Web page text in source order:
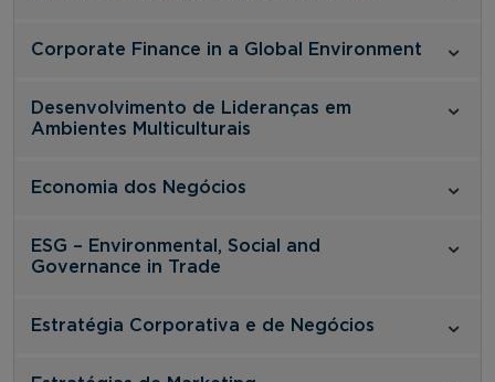
Corporate Finance in a Global Environment
Desenvolvimento de Lideranças em
Ambientes Multiculturais
Economia dos Negócios
ESG – Environmental, Social and
Governance in Trade
Estratégia Corporativa e de Negócios